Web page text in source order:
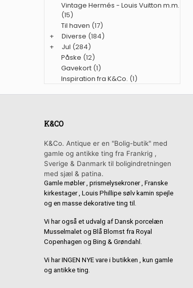
Vintage Hermés - Louis Vuitton m.m.
(15)
Til haven (17)
+
Diverse (184)
+
Jul (284)
Påske (12)
Gavekort (1)
Inspiration fra K&Co. (1)
K&CO
K&Co. Antique er en "Bolig-butik" med
gamle og antikke ting fra Frankrig ,
Sverige & Danmark til boligindretningen
med sjæl & patina.
Gamle møbler , prismelysekroner , Franske
kirkestager , Louis Phillipe sølv kamin spejle
og en masse dekorative ting til.
Vi har også et udvalg af Dansk porcelæn
Musselmalet og Blå Blomst fra Royal
Copenhagen og Bing & Grøndahl.
Vi har INGEN NYE vare i butikken , kun gamle
og antikke ting.